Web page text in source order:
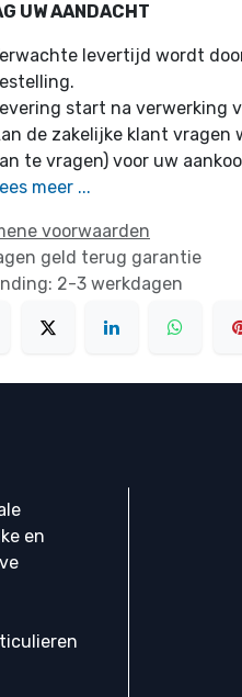
UW AANDACHT
levertijd wordt
start na verwerking
de zakelijke klant vragen
te vragen) voor uw
meer ...
voorwaarden
geld terug garantie
2-3 werkdagen
en